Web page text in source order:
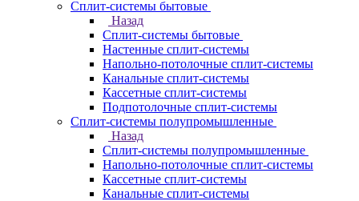
Сплит-системы бытовые
Назад
Сплит-системы бытовые
Настенные сплит-системы
Напольно-потолочные сплит-системы
Канальные сплит-системы
Кассетные сплит-системы
Подпотолочные сплит-системы
Сплит-системы полупромышленные
Назад
Сплит-системы полупромышленные
Напольно-потолочные сплит-системы
Кассетные сплит-системы
Канальные сплит-системы